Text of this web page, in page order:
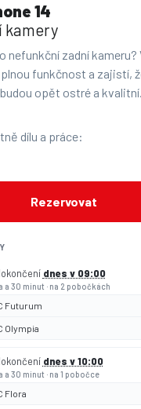
14
kamery
nefunkční zadní kameru?
funkčnost a zajistí,
opět ostré a kvalitní.
dílu a práce:
Rezervovat
dnes v 09:00
a 30 minut · na 2 pobočkách
Futurum
Olympia
dnes v 10:00
a 30 minut · na 1 pobočce
Flora